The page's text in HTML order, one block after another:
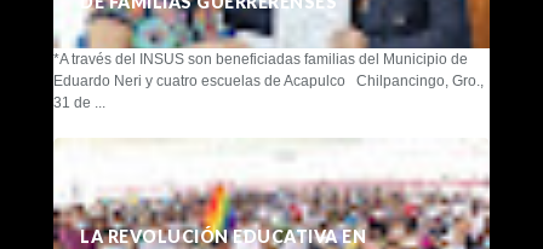
*A través del INSUS son beneficiadas familias del Municipio de
Eduardo Neri y cuatro escuelas de Acapulco Chilpancingo, Gro.,
31 de ...
LA REVOLUCIÓN EDUCATIVA EN